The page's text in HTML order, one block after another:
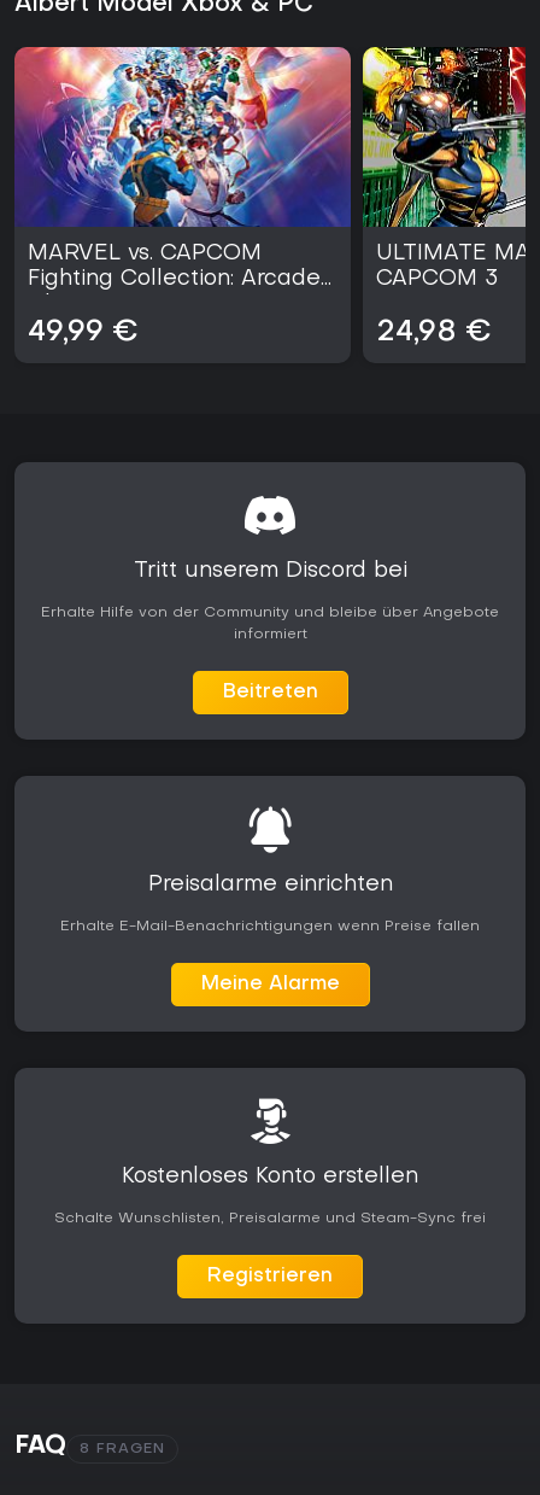
MARVEL vs. CAPCOM
Fighting Collection: Arcade
49,99 €
ULTIMATE
CAPCOM 3
24,98 €
Tritt unserem Discord bei
Erhalte Hilfe von der Community und bleibe über Angebote
informiert
Beitreten
Preisalarme einrichten
Erhalte E-Mail-Benachrichtigungen wenn Preise fallen
Meine Alarme
Kostenloses Konto erstellen
Schalte Wunschlisten, Preisalarme und Steam-Sync frei
Registrieren
FAQ 8 FRAGEN